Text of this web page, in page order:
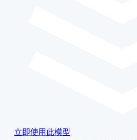
立即使用此模型